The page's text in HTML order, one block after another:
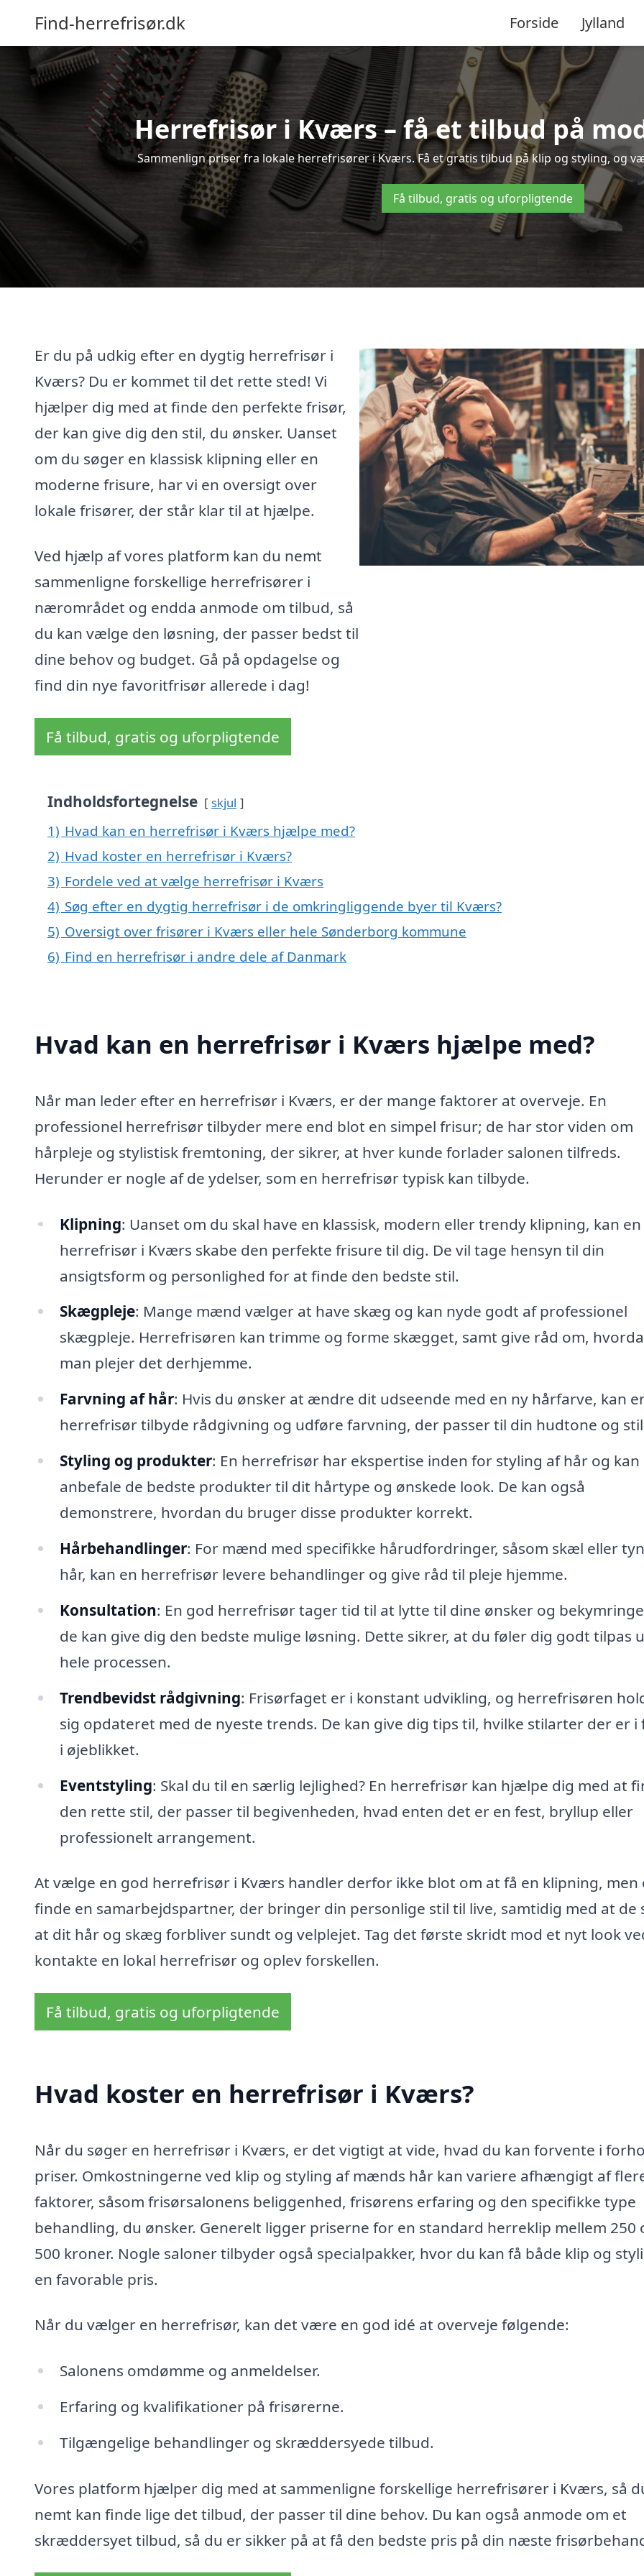
Find-herrefrisør.dk Forside Jylland
Herrefrisør i Kværs – få et tilbud på
Sammenlign priser fra lokale herrefrisører i Kværs. Få et gratis tilbud på klip og styling, og
Få tilbud, gratis og uforpligtende
Er du på udkig efter en dygtig herrefrisør i
Kværs? Du er kommet til det rette sted! Vi
hjælper dig med at finde den perfekte frisør,
der kan give dig den stil, du ønsker. Uanset
om du søger en klassisk klipning eller en
moderne frisure, har vi en oversigt over
lokale frisører, der står klar til at hjælpe.
Ved hjælp af vores platform kan du nemt
sammenligne forskellige herrefrisører i
nærområdet og endda anmode om tilbud, så
du kan vælge den løsning, der passer bedst til
dine behov og budget. Gå på opdagelse og
find din nye favoritfrisør allerede i dag!
Få tilbud, gratis og uforpligtende
Indholdsfortegnelse skjul
1) Hvad kan en herrefrisør i Kværs hjælpe med?
2) Hvad koster en herrefrisør i Kværs?
3) Fordele ved at vælge herrefrisør i Kværs
4) Søg efter en dygtig herrefrisør i de omkringliggende byer til Kværs?
5) Oversigt over frisører i Kværs eller hele Sønderborg kommune
6) Find en herrefrisør i andre dele af Danmark
Hvad kan en herrefrisør i Kværs hjælpe med?
Når man leder efter en herrefrisør i Kværs, er der mange faktorer at overveje. En
professionel herrefrisør tilbyder mere end blot en simpel frisur; de har stor viden om
hårpleje og stylistisk fremtoning, der sikrer, at hver kunde forlader salonen tilfreds.
Herunder er nogle af de ydelser, som en herrefrisør typisk kan tilbyde.
Klipning: Uanset om du skal have en klassisk, modern eller trendy klipning, kan en
herrefrisør i Kværs skabe den perfekte frisure til dig. De vil tage hensyn til din
ansigtsform og personlighed for at finde den bedste stil.
Skægpleje: Mange mænd vælger at have skæg og kan nyde godt af professionel
skægpleje. Herrefrisøren kan trimme og forme skægget, samt give råd om,
man plejer det derhjemme.
Farvning af hår: Hvis du ønsker at ændre dit udseende med en ny hårfarve, kan
herrefrisør tilbyde rådgivning og udføre farvning, der passer til din hudtone og
Styling og produkter: En herrefrisør har ekspertise inden for styling af hår og kan
anbefale de bedste produkter til dit hårtype og ønskede look. De kan også
demonstrere, hvordan du bruger disse produkter korrekt.
Hårbehandlinger: For mænd med specifikke hårudfordringer, såsom skæl eller
hår, kan en herrefrisør levere behandlinger og give råd til pleje hjemme.
Konsultation: En god herrefrisør tager tid til at lytte til dine ønsker og
de kan give dig den bedste mulige løsning. Dette sikrer, at du føler dig godt tilpas
hele processen.
Trendbevidst rådgivning: Frisørfaget er i konstant udvikling, og herrefrisøren
sig opdateret med de nyeste trends. De kan give dig tips til, hvilke stilarter der er i
i øjeblikket.
Eventstyling: Skal du til en særlig lejlighed? En herrefrisør kan hjælpe dig med at
den rette stil, der passer til begivenheden, hvad enten det er en fest, bryllup eller
professionelt arrangement.
At vælge en god herrefrisør i Kværs handler derfor ikke blot om at få en klipning, men
finde en samarbejdspartner, der bringer din personlige stil til live, samtidig med at de
at dit hår og skæg forbliver sundt og velplejet. Tag det første skridt mod et nyt look
kontakte en lokal herrefrisør og oplev forskellen.
Få tilbud, gratis og uforpligtende
Hvad koster en herrefrisør i Kværs?
Når du søger en herrefrisør i Kværs, er det vigtigt at vide, hvad du kan forvente i
priser. Omkostningerne ved klip og styling af mænds hår kan variere afhængigt af
faktorer, såsom frisørsalonens beliggenhed, frisørens erfaring og den specifikke type
behandling, du ønsker. Generelt ligger priserne for en standard herreklip mellem 250
500 kroner. Nogle saloner tilbyder også specialpakker, hvor du kan få både klip og
en favorable pris.
Når du vælger en herrefrisør, kan det være en god idé at overveje følgende:
Salonens omdømme og anmeldelser.
Erfaring og kvalifikationer på frisørerne.
Tilgængelige behandlinger og skræddersyede tilbud.
Vores platform hjælper dig med at sammenligne forskellige herrefrisører i Kværs, så
nemt kan finde lige det tilbud, der passer til dine behov. Du kan også anmode om et
skræddersyet tilbud, så du er sikker på at få den bedste pris på din næste